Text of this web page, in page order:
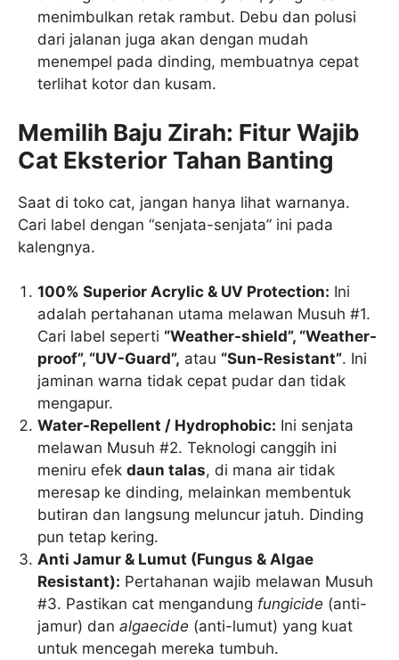
menimbulkan retak rambut. Debu dan polusi
dari jalanan juga akan dengan mudah
menempel pada dinding, membuatnya cepat
terlihat kotor dan kusam.
Memilih Baju Zirah: Fitur Wajib
Cat Eksterior Tahan Banting
Saat di toko cat, jangan hanya lihat warnanya.
Cari label dengan “senjata-senjata” ini pada
kalengnya.
100% Superior Acrylic & UV Protection: Ini
adalah pertahanan utama melawan Musuh #1.
Cari label seperti “Weather-shield”, “Weather-
proof”, “UV-Guard”, atau “Sun-Resistant”. Ini
jaminan warna tidak cepat pudar dan tidak
mengapur.
Water-Repellent / Hydrophobic: Ini senjata
melawan Musuh #2. Teknologi canggih ini
meniru efekdaun talas, di mana air tidak
meresap ke dinding, melainkan membentuk
butiran dan langsung meluncur jatuh. Dinding
pun tetap kering.
Anti Jamur & Lumut (Fungus & Algae
Resistant): Pertahanan wajib melawan Musuh
#3. Pastikan cat mengandung fungicide (anti-
jamur) danalgaecide (anti-lumut) yang kuat
untuk mencegah mereka tumbuh.